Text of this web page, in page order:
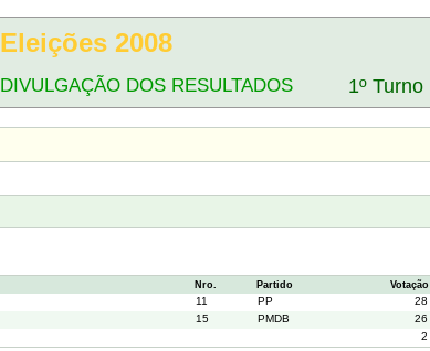
Eleições 2008
DIVULGAÇÃO DOS RESULTADOS 1º Turno
Nro. Partido Votação
11 PP
28
15 PMDB
26
2